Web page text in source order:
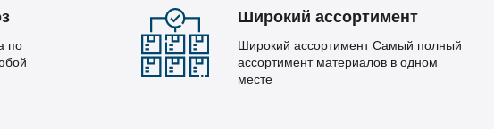
по
Широкий ассортимент
Широкий ассортимент Самый полный
ассортимент материалов в одном
месте